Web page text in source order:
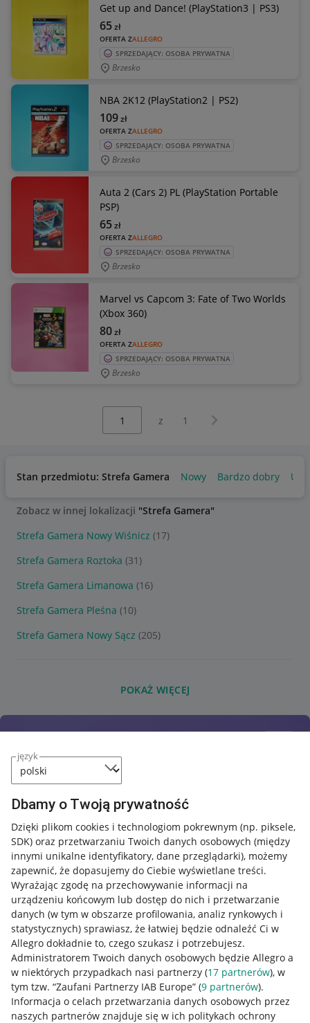
język
Dbamy o Twoją prywatność
Dzięki plikom cookies i technologiom pokrewnym (np. piksele,
SDK) oraz przetwarzaniu Twoich danych osobowych (między
innymi unikalne identyfikatory, dane przeglądarki), możemy
zapewnić, że dopasujemy do Ciebie wyświetlane treści.
Wyrażając zgodę na przechowywanie informacji na
urządzeniu końcowym lub dostęp do nich i przetwarzanie
danych (w tym w obszarze profilowania, analiz rynkowych i
statystycznych) sprawiasz, że łatwiej będzie odnaleźć Ci w
Allegro dokładnie to, czego szukasz i potrzebujesz.
Administratorem Twoich danych osobowych będzie Allegro a
w niektórych przypadkach nasi partnerzy (17 partnerów), w
tym tzw. “Zaufani Partnerzy IAB Europe” (9 partnerów).
Informacja o celach przetwarzania danych osobowych przez
naszych partnerów znajduje się w ich politykach ochrony
Get up and Dance! (PlayStation3 | PS3)
OFERTA ZALLEGRO
65zł
SPRZEDAJĄCY: OSOBA PRYWATNA
Brzesko
NBA 2K12 (PlayStation2 | PS2)
OFERTA ZALLEGRO
109zł
SPRZEDAJĄCY: OSOBA PRYWATNA
Brzesko
Auta 2 (Cars 2) PL (PlayStation Portable
PSP)
OFERTA ZALLEGRO
65zł
SPRZEDAJĄCY: OSOBA PRYWATNA
Brzesko
Marvel vs Capcom 3: Fate of Two Worlds
(Xbox 360)
OFERTA ZALLEGRO
80zł
SPRZEDAJĄCY: OSOBA PRYWATNA
Brzesko
z 1 Następna strona
Stan przedmiotu: Strefa Gamera Nowy Bardzo dobry
Zobacz w innej lokalizacji "Strefa Gamera"
Strefa Gamera Nowy Wiśnicz (17)
Strefa Gamera Roztoka (31)
Strefa Gamera Limanowa (16)
Strefa Gamera Pleśna (10)
Strefa Gamera Nowy Sącz (205)
POKAŻ WIĘCEJ
Przydatne informacje